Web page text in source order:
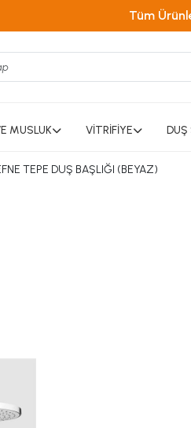
Tüm
MUSLUK VİTRİFİYE DUŞ
TEPE DUŞ BAŞLIĞI (BEYAZ)